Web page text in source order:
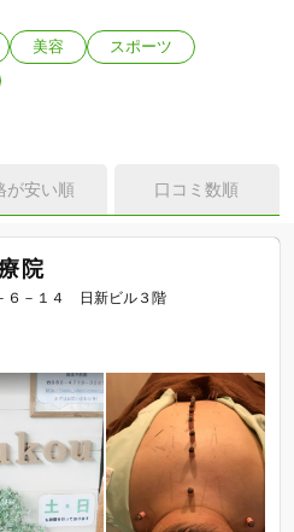
美容
スポーツ
が安い順 口コミ数順
院
６－１４ 日新ビル３階